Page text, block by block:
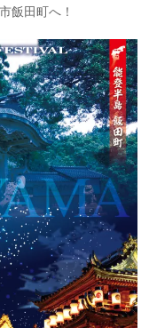
飯田町へ！